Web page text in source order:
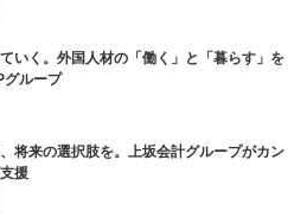
いく。外国人材の「働く」と「暮らす」を
グループ
将来の選択肢を。上坂会計グループがカン
援